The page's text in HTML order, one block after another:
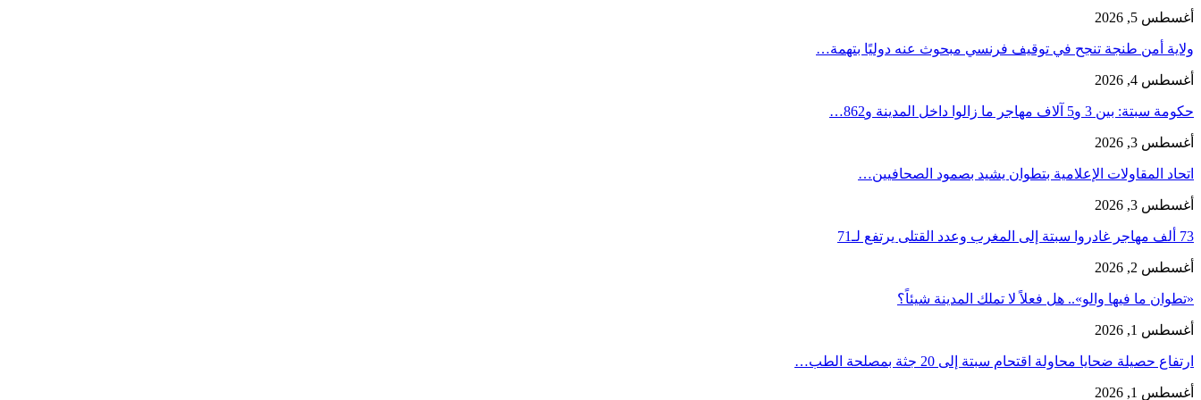
أغسطس 5, 2026
ولاية أمن طنجة تنجح في توقيف فرنسي مبحوث عنه دوليًا بتهمة…
أغسطس 4, 2026
حكومة سبتة: بين 3 و5 آلاف مهاجر ما زالوا داخل المدينة و862…
أغسطس 3, 2026
اتحاد المقاولات الإعلامية بتطوان يشيد بصمود الصحافيين…
أغسطس 3, 2026
73 ألف مهاجر غادروا سبتة إلى المغرب وعدد القتلى يرتفع لـ71
أغسطس 2, 2026
«تطوان ما فيها والو».. هل فعلاً لا تملك المدينة شيئاً؟
أغسطس 1, 2026
ارتفاع حصيلة ضحايا محاولة اقتحام سبتة إلى 20 جثة بمصلحة الطب…
أغسطس 1, 2026